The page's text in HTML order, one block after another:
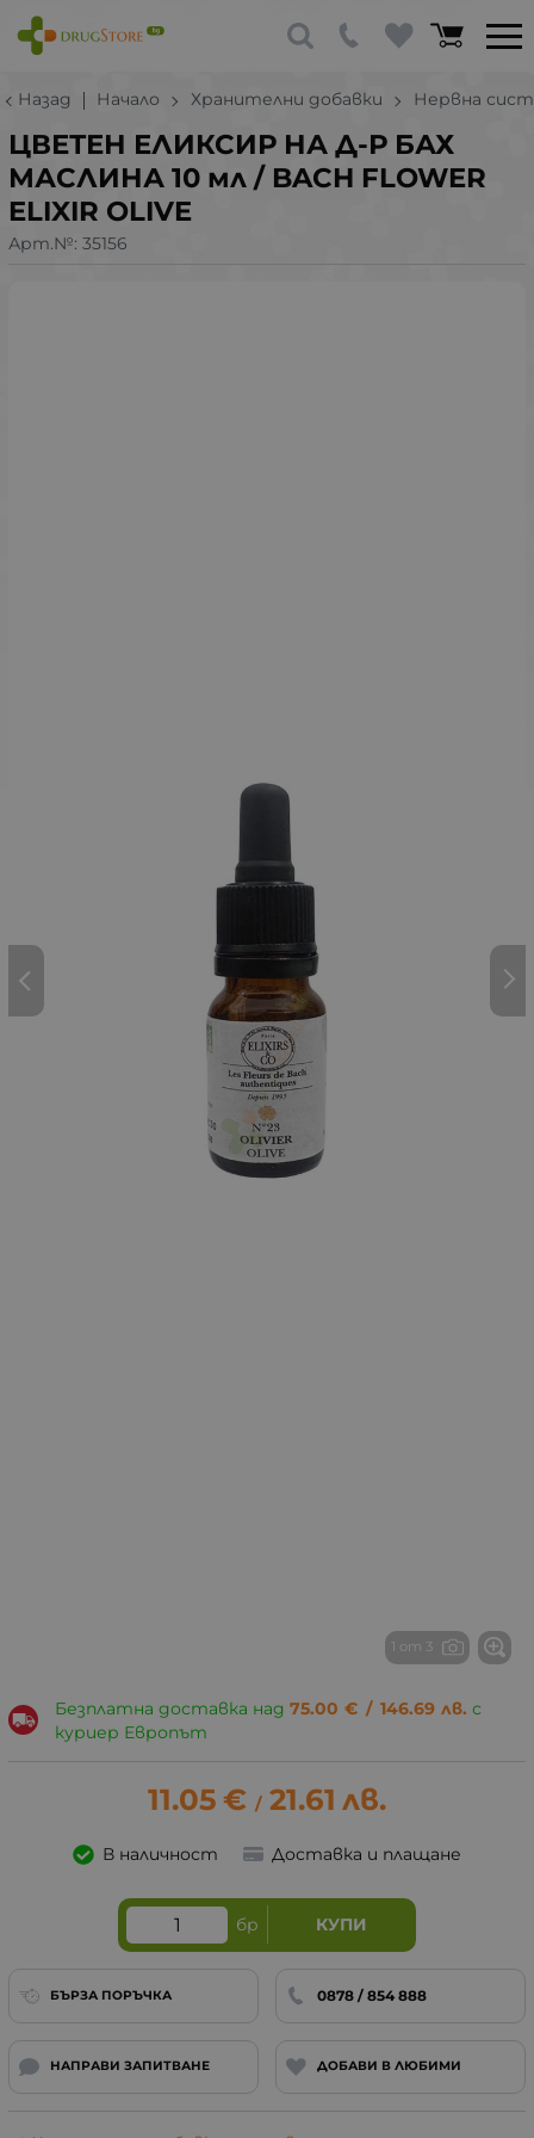
Назад Начало Хранителни добавки Нервна
ЦВЕТЕН ЕЛИКСИР НА Д-Р БАХ
МАСЛИНА 10 мл / BACH FLOWER
ELIXIR OLIVE
Арт.№: 35156
1 от 3
Безплатна доставка над 75.00 € / 146.69 лв. с
куриер Европът
11.05 € / 21.61 лв.
В наличност Доставка и плащане
бр КУПИ
БЪРЗА ПОРЪЧКА 0878 / 854 888
НАПРАВИ ЗАПИТВАНЕ ДОБАВИ В ЛЮБИМИ